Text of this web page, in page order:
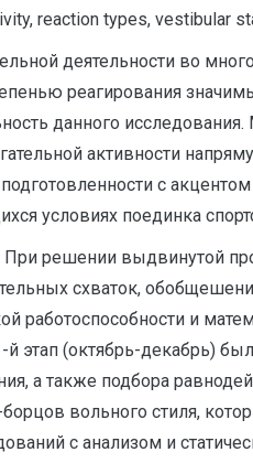
reaction types, vestibular
деятельности во
реагирования
данного
активности
с
условиях поединка
При решении выдвинутой
схваток,
работоспособности и
й этап (октябрь-декабрь)
а также подбора
вольного стиля,
с анализом и